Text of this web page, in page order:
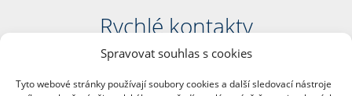
Spravovat souhlas s cookies
Tyto webové stránky používají soubory cookies a další sledovací nástroje
Rychlé kontakty
Filozofická fakulta
nám. Jana Palacha 1/2